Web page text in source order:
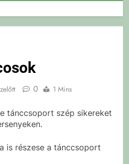
0 1 Mins
tánccsoport szép sikereket
is részese a tánccsoport